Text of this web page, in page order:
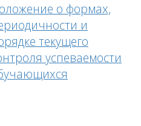
о формах,
и
текущего
успеваемости